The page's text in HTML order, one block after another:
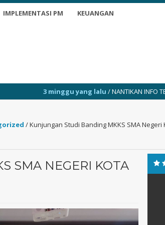
IMPLEMENTASI PM KEUANGAN
3 minggu yang lalu/ NANTIKAN INFO TERKINI
/Kunjungan Studi Banding MKKS SMA Negeri
SMA NEGERI KOTA